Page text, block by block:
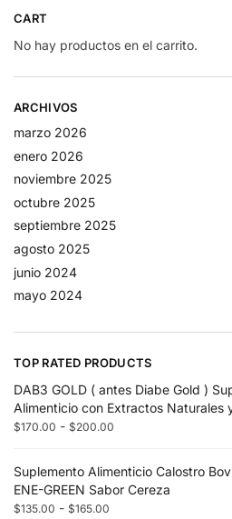
CART
No hay productos en el carrito.
ARCHIVOS
marzo 2026
enero 2026
noviembre 2025
octubre 2025
septiembre 2025
agosto 2025
junio 2024
mayo 2024
TOP RATED PRODUCTS
DAB3 GOLD ( antes Diabe Gold )
Alimenticio con Extractos Naturales
$170.00 - $200.00
Suplemento Alimenticio Calostro
ENE-GREEN Sabor Cereza
$135.00 - $165.00